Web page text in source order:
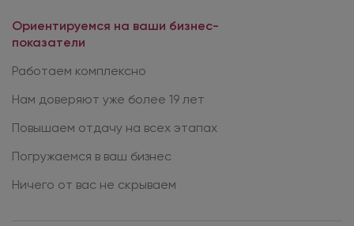
Ориентируемся на ваши бизнес-
показатели
Работаем комплексно
Нам доверяют уже более 19 лет
Повышаем отдачу на всех этапах
Погружаемся в ваш бизнес
Ничего от вас не скрываем